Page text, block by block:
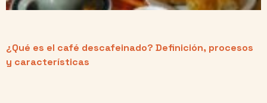
¿Qué es el café descafeinado? Definición, procesos
y características